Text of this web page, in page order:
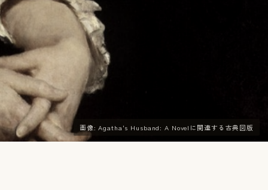
画像: Agatha's Husband: A Novelに関連する古典図版